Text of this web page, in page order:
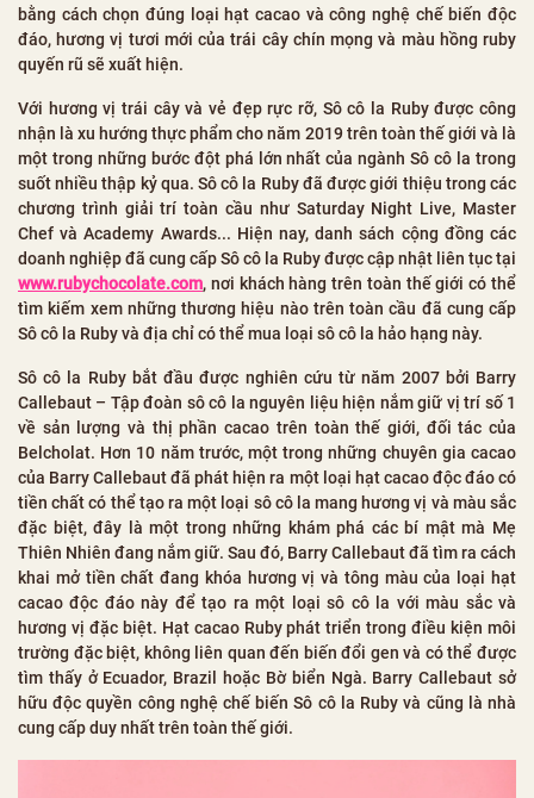
bằng cách chọn đúng loại hạt cacao và công nghệ chế biến độc
đáo, hương vị tươi mới của trái cây chín mọng và màu hồng ruby
quyến rũ sẽ xuất hiện.
Với hương vị trái cây và vẻ đẹp rực rỡ, Sô cô la Ruby được công
nhận là xu hướng thực phẩm cho năm 2019 trên toàn thế giới và là
một trong những bước đột phá lớn nhất của ngành Sô cô la trong
suốt nhiều thập kỷ qua. Sô cô la Ruby đã được giới thiệu trong các
chương trình giải trí toàn cầu như Saturday Night Live, Master
Chef và Academy Awards... Hiện nay, danh sách cộng đồng các
doanh nghiệp đã cung cấp Sô cô la Ruby được cập nhật liên tục tại
www.rubychocolate.com, nơi khách hàng trên toàn thế giới có thể
tìm kiếm xem những thương hiệu nào trên toàn cầu đã cung cấp
Sô cô la Ruby và địa chỉ có thể mua loại sô cô la hảo hạng này.
Sô cô la Ruby bắt đầu được nghiên cứu từ năm 2007 bởi Barry
Callebaut – Tập đoàn sô cô la nguyên liệu hiện nắm giữ vị trí số 1
về sản lượng và thị phần cacao trên toàn thế giới, đối tác của
Belcholat. Hơn 10 năm trước, một trong những chuyên gia cacao
của Barry Callebaut đã phát hiện ra một loại hạt cacao độc đáo có
tiền chất có thể tạo ra một loại sô cô la mang hương vị và màu sắc
đặc biệt, đây là một trong những khám phá các bí mật mà Mẹ
Thiên Nhiên đang nắm giữ. Sau đó, Barry Callebaut đã tìm ra cách
khai mở tiền chất đang khóa hương vị và tông màu của loại hạt
cacao độc đáo này để tạo ra một loại sô cô la với màu sắc và
hương vị đặc biệt. Hạt cacao Ruby phát triển trong điều kiện môi
trường đặc biệt, không liên quan đến biến đổi gen và có thể được
tìm thấy ở Ecuador, Brazil hoặc Bờ biển Ngà. Barry Callebaut sở
hữu độc quyền công nghệ chế biến Sô cô la Ruby và cũng là nhà
cung cấp duy nhất trên toàn thế giới.